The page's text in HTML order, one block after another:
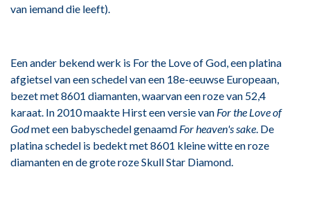
van iemand die leeft).
Een ander bekend werk is For the Love of God, een platina
afgietsel van een schedel van een 18e-eeuwse Europeaan,
bezet met 8601 diamanten, waarvan een roze van 52,4
karaat. In 2010 maakte Hirst een versie van For the Love of
Godmet een babyschedel genaamd For heaven's sake . De
platina schedel is bedekt met 8601 kleine witte en roze
diamanten en de grote roze Skull Star Diamond.